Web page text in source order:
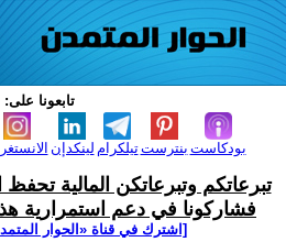
تابعونا على:
لينكدإن تيلكرامبنترست بودكاست
تبرعاتكم وتبرعاتكن المالية تحفظ
فشاركونا في دعم استمرارية
[اشترك في قناة ‫«الحوار